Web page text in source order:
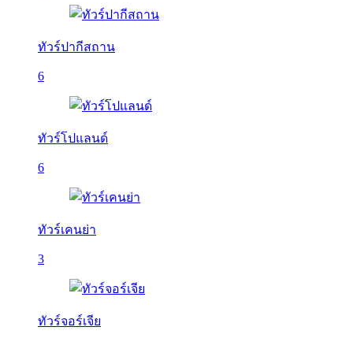
ทัวร์ปากีสถาน
6
ทัวร์โปแลนด์
6
ทัวร์เคนย่า
3
ทัวร์จอร์เจีย